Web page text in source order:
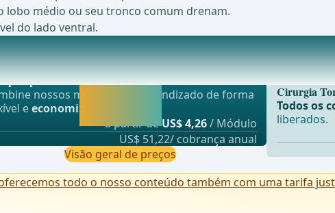
lobo médio ou seu tronco comum drenam.
do lado ventral.
significativas que são em grande
mais popular
- Sparflex
nossos módulos de aprendizado de forma
eeconomize até 50%
a partir deUS$ 4,26/ Módulo
US$ 51,22/ cobrança anual
Visão geral de preços
Cirurgia
Todos os
liberados.
todo o nosso conteúdo também com uma tarifa